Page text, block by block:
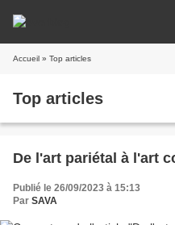
Accueil » Top articles
Top articles
De l'art pariétal à l'art
Publié le 26/09/2023 à 15:13
Par SAVA